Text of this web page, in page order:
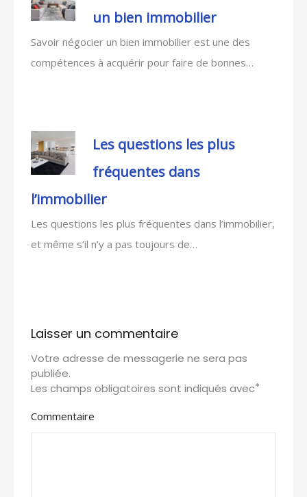
un bien immobilier
Savoir négocier un bien immobilier est une des
compétences à acquérir pour faire de bonnes…
Les questions les plus
fréquentes dans
l’immobilier
Les questions les plus fréquentes dans l’immobilier,
et même s’il n’y a pas toujours de…
Laisser un commentaire
Votre adresse de messagerie ne sera pas
publiée.
Les champs obligatoires sont indiqués avec*
Commentaire